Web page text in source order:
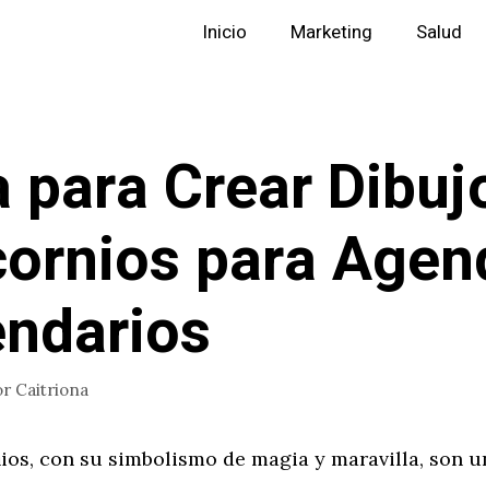
Inicio Marketing Salud
para Crear
para
Caitriona
con su simbolismo de magia y maravilla, son